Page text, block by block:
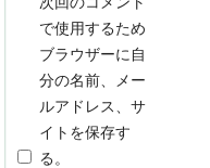
で使用するため
ブラウザーに自
分の名前、メー
ルアドレス、サ
イトを保存す
る。